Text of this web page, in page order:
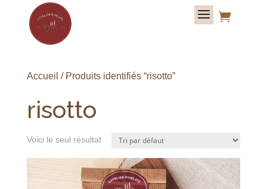

Accueil / Produits identifiés “risotto”
risotto
Voici le seul résultat